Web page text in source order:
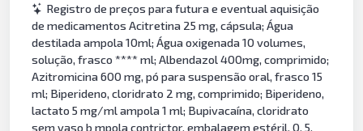
Registro de preços para futura e eventual aquisição
de medicamentos Acitretina 25 mg, cápsula; Água
destilada ampola 10ml; Água oxigenada 10 volumes,
solução, frasco **** ml; Albendazol 400mg, comprimido;
Azitromicina 600 mg, pó para suspensão oral, frasco 15
ml; Biperideno, cloridrato 2 mg, comprimido; Biperideno,
lactato 5 mg/ml ampola 1 ml; Bupivacaína, cloridrato
sem vaso b mpola contrictor, embalagem estéril, 0, 5,